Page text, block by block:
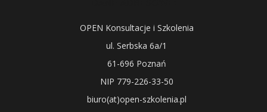
OPEN Konsultacje i Szkolenia
ul. Serbska 6a/1
61-696 Poznań
NIP 779-226-33-50
biuro(at)open-szkolenia.pl